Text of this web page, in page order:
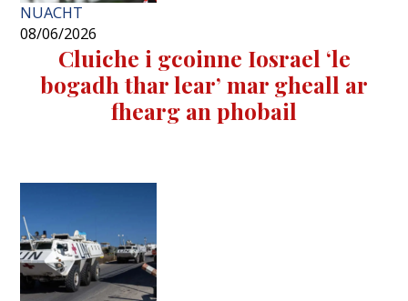
NUACHT
08/06/2026
Cluiche i gcoinne Iosrael ‘le
bogadh thar lear’ mar gheall ar
fhearg an phobail